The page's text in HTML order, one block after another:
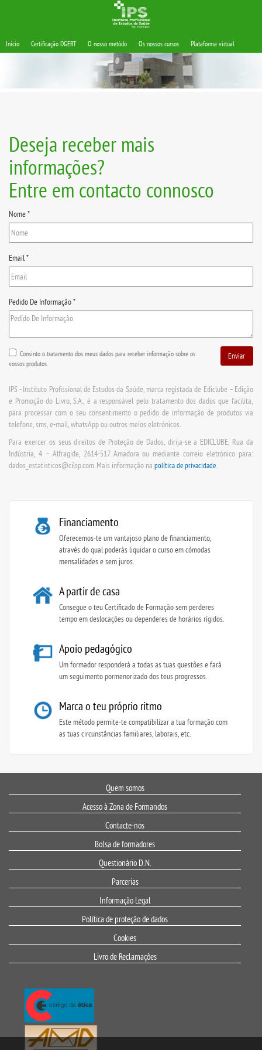
Início Certificação DGERT O nosso metódo Os nossos cursos Plataforma virtual
Deseja receber mais
informações?
Entre em contacto connosco
Nome*
Email*
Pedido De Informação*
Consinto o tratamento dos meus dados para receber informação sobre os
vossos produtos.
IPS - Instituto Profissional de Estudos da Saúde, marca registada de Ediclube – Edição
e Promoção do Livro, S.A., é a responsável pelo tratamento dos dados que facilita,
para processar com o seu consentimento o pedido de informação de produtos via
telefone, sms, e-mail, whatsApp ou outros meios eletrónicos.
Para exercer os seus direitos de Proteção de Dados, dirija-se a EDICLUBE, Rua da
Indústria, 4 – Alfragide, 2614-517 Amadora ou mediante correio eletrónico para:
dados_estatisticos@cilsp.com. Mais informação na política de privacidade.
Financiamento
Oferecemos-te um vantajoso plano de financiamento,
através do qual poderás liquidar o curso em cómodas
mensalidades e sem juros.
A partir de casa
Consegue o teu Certificado de Formação sem perderes
tempo em deslocações ou dependeres de horários rígidos.
Apoio pedagógico
Um formador responderá a todas as tuas questões e fará
um seguimento pormenorizado dos teus progressos.
Marca o teu próprio ritmo
Este método permite-te compatibilizar a tua formação com
as tuas circunstâncias familiares, laborais, etc.
Quem somos
Acesso à Zona de Formandos
Contacte-nos
Bolsa de formadores
Questionário D.N.
Parcerias
Informação Legal
Política de proteção de dados
Cookies
Livro de Reclamações